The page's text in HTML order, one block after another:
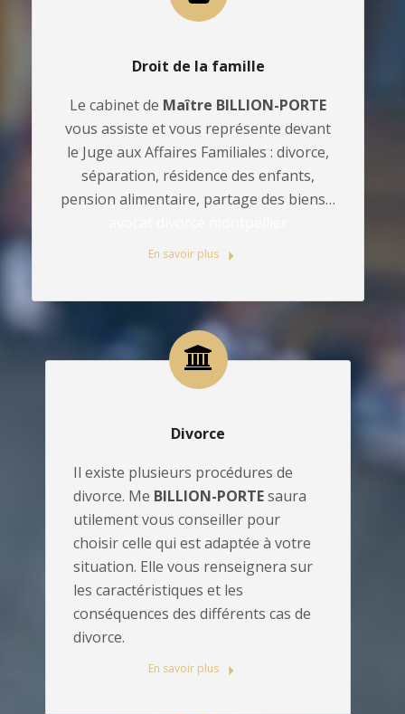
Droit de la famille
Le cabinet de Maître BILLION-PORTE
vous assiste et vous représente devant
le Juge aux Affaires Familiales : divorce,
séparation, résidence des enfants,
pension alimentaire, partage des biens…
En savoir plus
Divorce
Il existe plusieurs procédures de
divorce. Me BILLION-PORTEsaura
utilement vous conseiller pour
choisir celle qui est adaptée à votre
situation. Elle vous renseignera sur
les caractéristiques et les
conséquences des différents cas de
divorce.
En savoir plus